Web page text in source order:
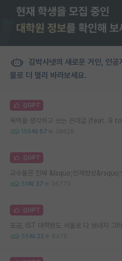
김박사넷의 새로운 거인, 인
물로 더 멀리 바라보세요.
김GPT
욕먹을 생각하고 쓰는 꼰대글 (feat. 9
159 57 38628
김GPT
교수들은 진짜 &lsquo;인재양성&rsquo;
51 37 36770
김GPT
포공, IST 대학원도 서울로 다 보내지 그
55 22 8475